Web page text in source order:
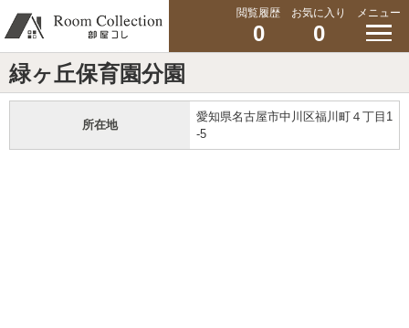
閲覧履歴
0
お気に入り
0
メニュー
緑ヶ丘保育園分園
所在地
愛知県名古屋市中川区福川町４丁目1
-5